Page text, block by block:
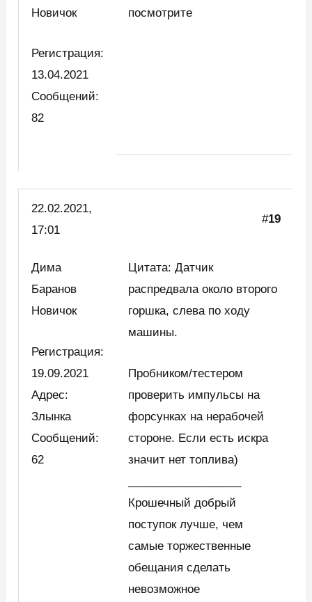
Новичок
Регистрация:
13.04.2021
Сообщений:
82
посмотрите
22.02.2021,
17:01
#19
Дима
Баранов
Новичок
Регистрация:
19.09.2021
Адрес:
Злынка
Сообщений:
62
Цитата: Датчик
распредвала около второго
горшка, слева по ходу
машины.
Пробником/тестером
проверить импульсы на
форсунках на нерабочей
стороне. Если есть искра
значит нет топлива)
Крошечный добрый
поступок лучше, чем
самые торжественные
обещания сделать
невозможное